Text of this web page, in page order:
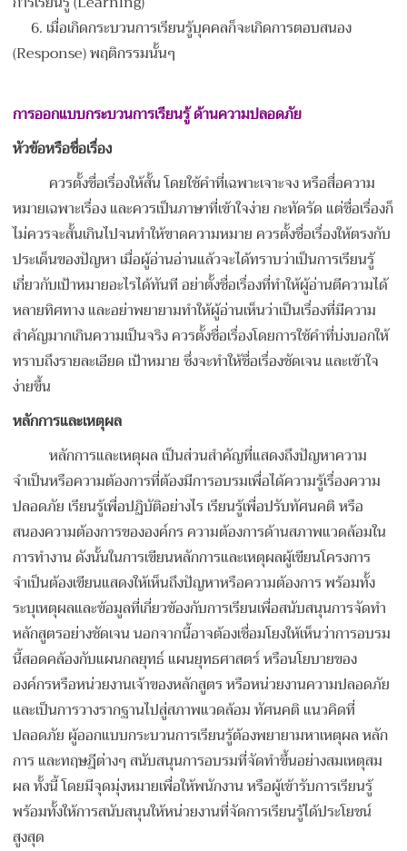
6. เมื่อเกิดกระบวนการเรียนรู้บุคคลก็จะเกิดการตอบสนอง
(Response) พฤติกรรมนั้นๆ
การออกแบบกระบวนการเรียนรู้ ด้านความปลอดภัย
หัวข้อหรือชื่อเรื่อง
ควรตั้งชื่อเรื่องให้สั้น โดยใช้คำที่เฉพาะเจาะจง หรือสื่อความ
หมายเฉพาะเรื่อง และควรเป็นภาษาที่เข้าใจง่าย กะทัดรัด แต่ชื่อเรื่องก็
ไม่ควรจะสั้นเกินไปจนทำให้ขาดความหมาย ควรตั้งชื่อเรื่องให้ตรงกับ
ประเด็นของปัญหา เมื่อผู้อ่านอ่านแล้วจะได้ทราบว่าเป็นการเรียนรู้
เกี่ยวกับเป้าหมายอะไรได้ทันที อย่าตั้งชื่อเรื่องที่ทำให้ผู้อ่านตีความได้
หลายทิศทาง และอย่าพยายามทำให้ผู้อ่านเห็นว่าเป็นเรื่องที่มีความ
สำคัญมากเกินความเป็นจริง ควรตั้งชื่อเรื่องโดยการใช้คำที่บ่งบอกให้
ทราบถึงรายละเอียด เป้าหมาย ซึ่งจะทำให้ชื่อเรื่องชัดเจน และเข้าใจ
ง่ายขึ้น
หลักการและเหตุผล
หลักการและเหตุผล เป็นส่วนสำคัญที่แสดงถึงปัญหาความ
จำเป็นหรือความต้องการที่ต้องมีการอบรมเพื่อได้ความรู้เรื่องความ
ปลอดภัย เรียนรู้เพื่อปฏิบัติอย่างไร เรียนรู้เพื่อปรับทัศนคติ หรือ
สนองความต้องการขององค์กร ความต้องการด้านสภาพแวดล้อมใน
การทำงาน ดังนั้นในการเขียนหลักการและเหตุผลผู้เขียนโครงการ
จำเป็นต้องเขียนแสดงให้เห็นถึงปัญหาหรือความต้องการ พร้อมทั้ง
ระบุเหตุผลและข้อมูลที่เกี่ยวข้องกับการเรียนเพื่อสนับสนุนการจัดทำ
หลักสูตรอย่างชัดเจน นอกจากนี้อาจต้องเชื่อมโยงให้เห็นว่าการอบรม
นี้สอดคล้องกับแผนกลยุทธ์ แผนยุทธศาสตร์ หรือนโยบายของ
องค์กรหรือหน่วยงานเจ้าของหลักสูตร หรือหน่วยงานความปลอดภัย
และเป็นการวางรากฐานไปสู่สภาพแวดล้อม ทัศนคติ แนวคิดที่
ปลอดภัย ผู้ออกแบบกระบวนการเรียนรู้ต้องพยายามหาเหตุผล หลัก
การ และทฤษฎีต่างๆ สนับสนุนการอบรมที่จัดทำขึ้นอย่างสมเหตุสม
ผล ทั้งนี้ โดยมีจุดมุ่งหมายเพื่อให้พนักงาน หรือผู้เข้ารับการเรียนรู้
พร้อมทั้งให้การสนับสนุนให้หน่วยงานที่จัดการเรียนรู้ได้ประโยชน์
สูงสุด